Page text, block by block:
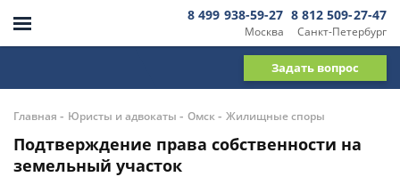
Москва
8 499 938-59-27
Санкт-Петербург
8 812 509-27-47
Задать вопрос
Главная - Юристы и адвокаты - Омск- Жилищные споры
Подтверждение права собственности на
земельный участок